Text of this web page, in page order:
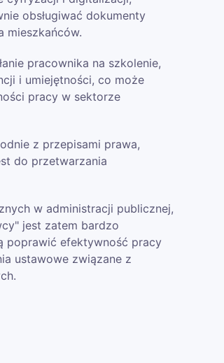
obsługiwać dokumenty
mieszkańców.
pracownika na szkolenie,
i umiejętności, co może
pracy w sektorze
z przepisami prawa,
do przetwarzania
w administracji publicznej,
jest zatem bardzo
poprawić efektywność pracy
ustawowe związane z